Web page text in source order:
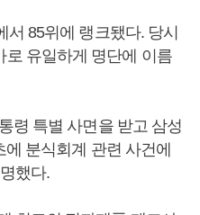
서 85위에 랭크됐다. 당시
로 유일하게 명단에 이름
령 특별 사면을 받고 삼성
에 분식회계 관련 사건에
했다.